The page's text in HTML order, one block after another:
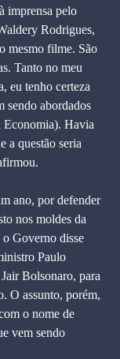
imprensa pelo
Rodrigues,
mesmo filme. São
Tanto no meu
eu tenho certeza
sendo abordados
Economia). Havia
a questão seria
ano, por defender
nos moldes da
Governo disse
Paulo
Bolsonaro, para
O assunto, porém,
o nome de
vem sendo